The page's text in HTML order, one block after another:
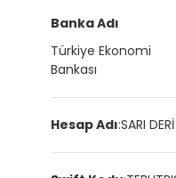
Banka Adı
Türkiye Ekonomi
Bankası
Hesap Adı:SARI